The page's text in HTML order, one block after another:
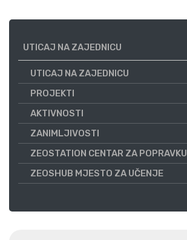
UTICAJ NA ZAJEDNICU
UTICAJ NA ZAJEDNICU
PROJEKTI
AKTIVNOSTI
ZANIMLJIVOSTI
ZEOSTATION CENTAR ZA POPRAVKU
ZEOSHUB MJESTO ZA UČENJE